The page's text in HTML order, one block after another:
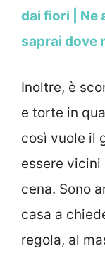
dai fiori | Ne
saprai dove
Inoltre, è
e torte in
così vuole il
essere vicini
cena. Sono
casa a
regola, al